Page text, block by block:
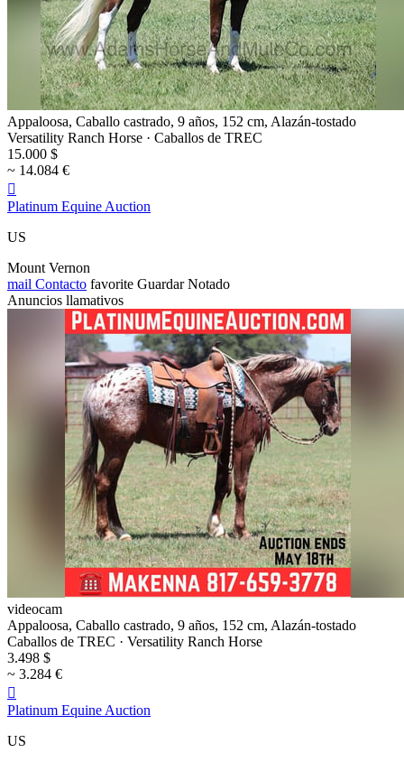
Appaloosa, Caballo castrado, 9 años, 152 cm, Alazán-tostado
Versatility Ranch Horse · Caballos de TREC
15.000 $
~ 14.084 €

Platinum Equine Auction
US
Mount Vernon
mail Contacto favorite Guardar Notado
Anuncios llamativos
videocam
Appaloosa, Caballo castrado, 9 años, 152 cm, Alazán-tostado
Caballos de TREC · Versatility Ranch Horse
3.498 $
~ 3.284 €

Platinum Equine Auction
US